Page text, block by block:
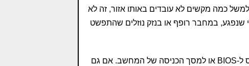
כמה מקשים לא עובדים באותו אזור, זה לא
במחבר רופף או בנזק נוזלים שהתפשט
כדי לבדוק אם הבעיה היא חומרתית או תוכנתית, נסו קודם להיכנס ל-BIOS או למסך הכניסה של המחשב. אם גם